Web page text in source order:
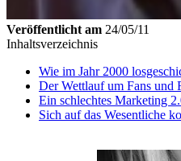
Veröffentlicht am 24/05/11
Inhaltsverzeichnis
Wie im Jahr 2000
Der Wettlauf um Fans und
Ein schlechtes Marketing
Sich auf das Wesentliche